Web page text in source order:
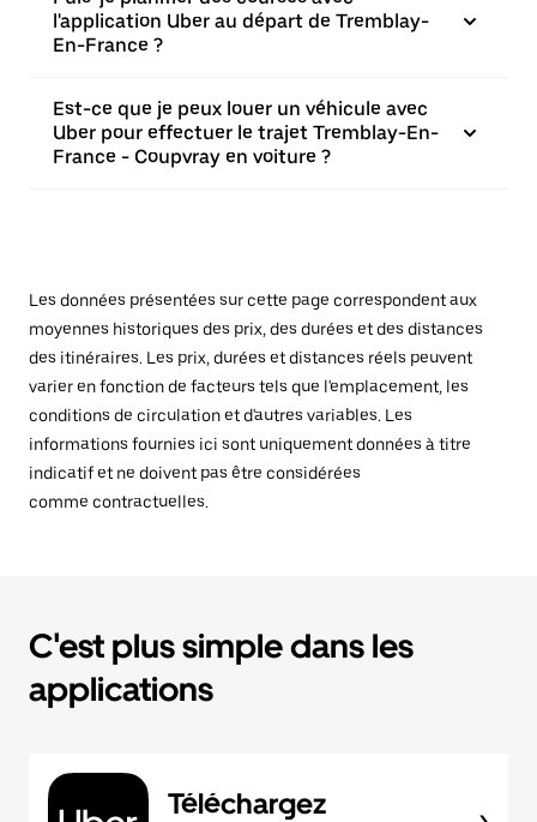
l'application Uber au départ de Tremblay-
En-France ?
Est-ce que je peux louer un véhicule avec
Uber pour effectuer le trajet Tremblay-En-
France - Coupvray en voiture ?
Les données présentées sur cette page correspondent aux
moyennes historiques des prix, des durées et des distances
des itinéraires. Les prix, durées et distances réels peuvent
varier en fonction de facteurs tels que l'emplacement, les
conditions de circulation et d'autres variables. Les
informations fournies ici sont uniquement données à titre
indicatif et ne doivent pas être considérées
comme contractuelles.
C'est plus simple dans les
applications
Téléchargez